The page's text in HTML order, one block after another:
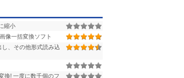
縮小
像一括変換ソフト
し、その他形式読み込
換! 一度に数千個のフ